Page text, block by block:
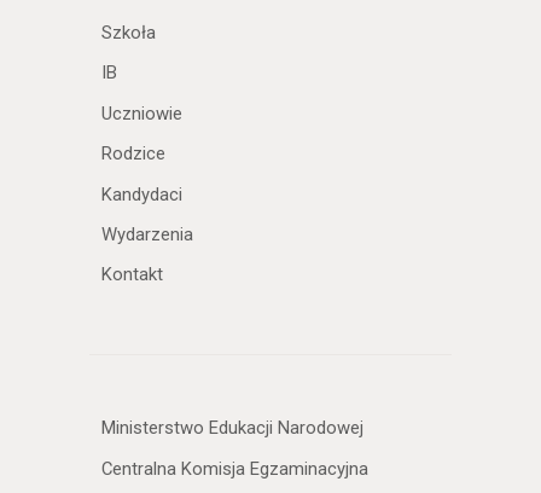
Szkoła
IB
Uczniowie
Rodzice
Kandydaci
Wydarzenia
Kontakt
Ministerstwo Edukacji Narodowej
Centralna Komisja Egzaminacyjna